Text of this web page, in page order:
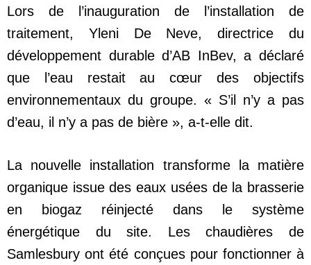
Lors de l’inauguration de l’installation de
traitement, Yleni De Neve, directrice du
développement durable d’AB InBev, a déclaré
que l’eau restait au cœur des objectifs
environnementaux du groupe. « S’il n’y a pas
d’eau, il n’y a pas de bière », a-t-elle dit.
La nouvelle installation transforme la matière
organique issue des eaux usées de la brasserie
en biogaz réinjecté dans le système
énergétique du site. Les chaudières de
Samlesbury ont été conçues pour fonctionner à